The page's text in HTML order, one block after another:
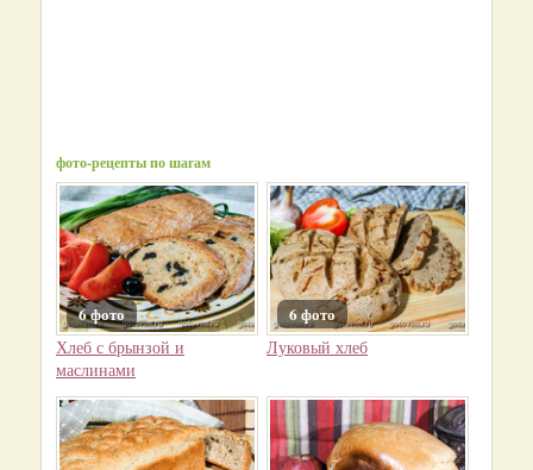
фото-рецепты по шагам
6 фото
Хлеб с брынзой и
маслинами
6 фото
Луковый хлеб